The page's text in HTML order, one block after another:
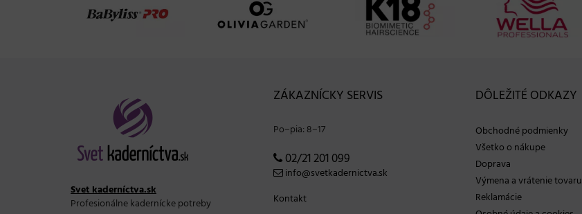
Svet kaderníctva.sk
Profesionálne kadernícke potreby
ZÁKAZNÍCKY SERVIS
Po−pia: 8−17
02/21 201 099
info@svetkadernictva.sk
Kontakt
DÔLEŽITÉ ODKAZY
Obchodné podmienky
Všetko o nákupe
Doprava
Výmena a vrátenie tovaru
Reklamácie